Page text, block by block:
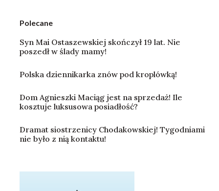
Polecane
Syn Mai Ostaszewskiej skończył 19 lat. Nie
poszedł w ślady mamy!
Polska dziennikarka znów pod kroplówką!
Dom Agnieszki Maciąg jest na sprzedaż! Ile
kosztuje luksusowa posiadłość?
Dramat siostrzenicy Chodakowskiej! Tygodniami
nie było z nią kontaktu!